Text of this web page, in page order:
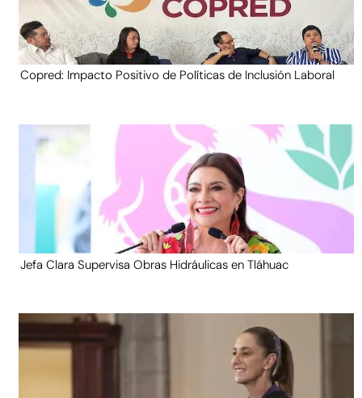
Copred: Impacto Positivo de Políticas de Inclusión Laboral
Jefa Clara Supervisa Obras Hidráulicas en Tláhuac